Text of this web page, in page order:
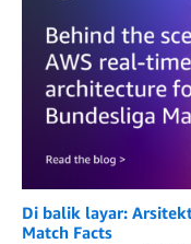
Di balik layar:
Match Facts